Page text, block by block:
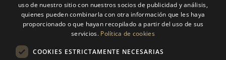
Legal
Política de cookies
Información
604 27 95 76
604 27 95 76
CATALAN
uso de nuestro sitio con nuestros socios de publicidad y análisis,
quienes pueden combinarla con otra información que les haya
proporcionado o que hayan recopilado a partir del uso de sus
servicios. Política de cookies
COOKIES ESTRICTAMENTE NECESARIAS